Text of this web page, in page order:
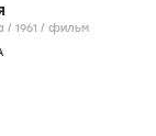
Voyage to the Bottom of the Sea / 1961 / фильм